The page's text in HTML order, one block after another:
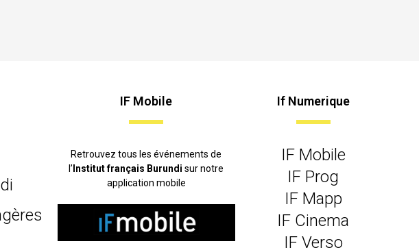
IF Mobile
Retrouvez tous les événements de
l’ Institut français Burundisur notre
application mobile
If Numerique
IF Mobile
IF Prog
IF Mapp
IF Cinema
IF Verso